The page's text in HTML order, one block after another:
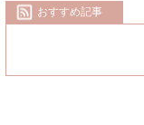
おすすめ記事